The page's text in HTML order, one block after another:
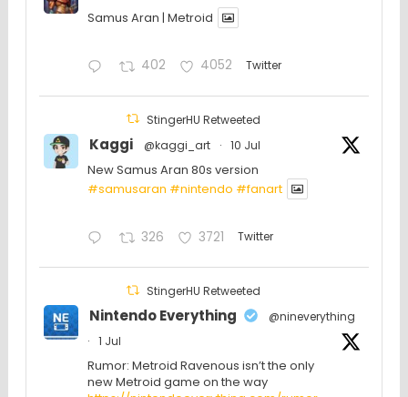
Samus Aran | Metroid
402 4052 Twitter
StingerHU Retweeted
Kaggi @kaggi_art · 10 Jul
New Samus Aran 80s version
#samusaran #nintendo #fanartㅤㅤㅤㅤ
326 3721 Twitter
StingerHU Retweeted
Nintendo Everything
@nineverything
·
1 Jul
Rumor: Metroid Ravenous isn’t the only
new Metroid game on the way